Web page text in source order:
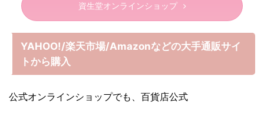
資生堂オンラインショップ
YAHOO!/楽天市場/Amazonなどの大手通販サイ
トから購入
公式オンラインショップでも、百貨店公式